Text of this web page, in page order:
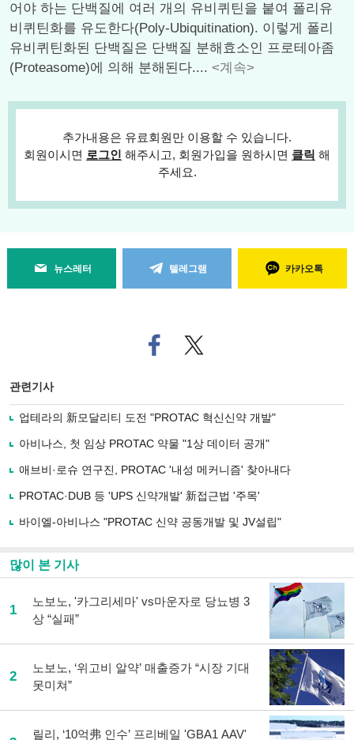
어야 하는 단백질에 여러 개의 유비퀴틴을 붙여 폴리유
비퀴틴화를 유도한다(Poly-Ubiquitination). 이렇게 폴리
유비퀴틴화된 단백질은 단백질 분해효소인 프로테아좀
(Proteasome)에 의해 분해된다.... <계속>
추가내용은 유료회원만 이용할 수 있습니다.
회원이시면 로그인 해주시고, 회원가입을 원하시면 클릭 해
주세요.
뉴스레터 텔레그램 카카오톡
페
이
로
사
유
기
트위
터로
관련기사
업테라의 新모달리티 도전 "PROTAC 혁신신약 개발"
아비나스, 첫 임상 PROTAC 약물 "1상 데이터 공개"
애브비·로슈 연구진, PROTAC '내성 메커니즘' 찾아내다
PROTAC·DUB 등 'UPS 신약개발' 新접근법 '주목'
바이엘-아비나스 "PROTAC 신약 공동개발 및 JV설립"
많이 본 기사
1
노보노, '카그리세마' vs마운자로 당뇨병 3
상 “실패”
2
노보노, ‘위고비 알약’ 매출증가 “시장 기대
못미쳐”
릴리, ‘10억弗 인수’ 프리베일 'GBA1 AAV'